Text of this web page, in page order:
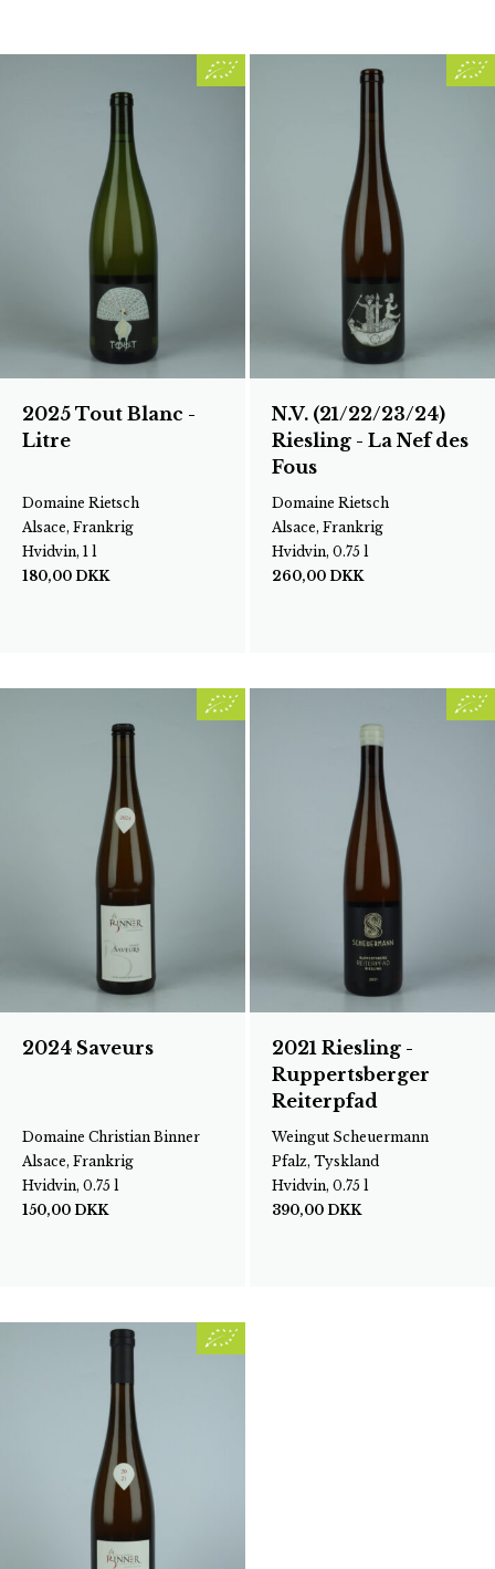
2025 Tout Blanc -
Litre
Domaine Rietsch
Alsace, Frankrig
Hvidvin, 1 l
180,00 DKK
N.V. (21/22/23/24)
Riesling - La Nef des
Fous
Domaine Rietsch
Alsace, Frankrig
Hvidvin, 0.75 l
260,00 DKK
2024 Saveurs
Domaine Christian Binner
Alsace, Frankrig
Hvidvin, 0.75 l
150,00 DKK
2021 Riesling -
Ruppertsberger
Reiterpfad
Weingut Scheuermann
Pfalz, Tyskland
Hvidvin, 0.75 l
390,00 DKK